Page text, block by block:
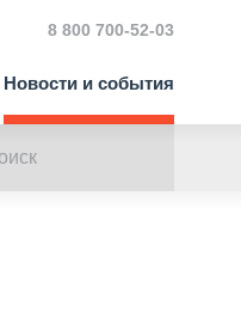
Новости и события
8 800 700-52-03